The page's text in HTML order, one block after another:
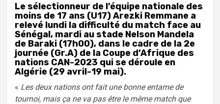
Le sélectionneur de l’équipe nationale des
moins de 17 ans (U17) Arezki Remmane a
relevé lundi la difficulté du match face au
Sénégal, mardi au stade Nelson Mandela
de Baraki (17h00), dans le cadre de la 2e
journée (Gr.A) de la Coupe d’Afrique des
nations CAN-2023 qui se déroule en
Algérie (29 avril-19 mai).
« Les deux nations ont fait une bonne entame de
tournoi, mais ça ne va pas être le même match que